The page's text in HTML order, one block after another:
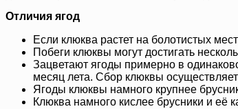
Отличия ягод
Если клюква растет на болотистых
Побеги клюквы могут достигать
Зацветают ягоды примерно в
месяц лета. Сбор клюквы
Ягоды клюквы намного крупнее
Клюква намного кислее брусники и её